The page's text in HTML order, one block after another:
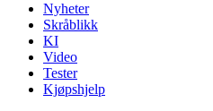
Nyheter
Skråblikk
KI
Video
Tester
Kjøpshjelp